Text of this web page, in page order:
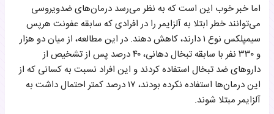
اما خبر خوب این است که به نظر می‌رسد درمان‌های ضدویروسی
می‌توانند خطر ابتلا به آلزایمر را در افرادی که سابقه عفونت هرپس
سیمپلکس نوع ۱ دارند، کاهش دهند. در این مطالعه، از میان دو هزار
و ۳۳۰ نفر با سابقه تبخال دهانی، ۴۰ درصد پس از تشخیص از
داروهای ضد تبخال استفاده کردند و این افراد نسبت به کسانی که از
این درمان‌ها استفاده نکرده بودند، ۱۷ درصد کمتر احتمال داشت به
آلزایمر مبتلا شوند.